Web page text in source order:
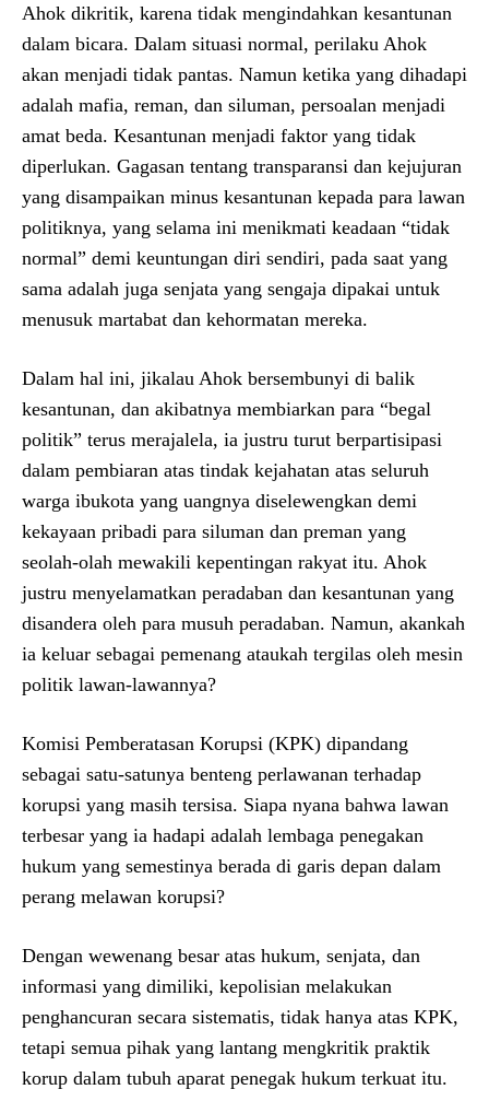
Ahok dikritik, karena tidak mengindahkan kesantunan
dalam bicara. Dalam situasi normal, perilaku Ahok
akan menjadi tidak pantas. Namun ketika yang dihadapi
adalah mafia, reman, dan siluman, persoalan menjadi
amat beda. Kesantunan menjadi faktor yang tidak
diperlukan. Gagasan tentang transparansi dan kejujuran
yang disampaikan minus kesantunan kepada para lawan
politiknya, yang selama ini menikmati keadaan “tidak
normal” demi keuntungan diri sendiri, pada saat yang
sama adalah juga senjata yang sengaja dipakai untuk
menusuk martabat dan kehormatan mereka.
Dalam hal ini, jikalau Ahok bersembunyi di balik
kesantunan, dan akibatnya membiarkan para “begal
politik” terus merajalela, ia justru turut berpartisipasi
dalam pembiaran atas tindak kejahatan atas seluruh
warga ibukota yang uangnya diselewengkan demi
kekayaan pribadi para siluman dan preman yang
seolah-olah mewakili kepentingan rakyat itu. Ahok
justru menyelamatkan peradaban dan kesantunan yang
disandera oleh para musuh peradaban. Namun, akankah
ia keluar sebagai pemenang ataukah tergilas oleh mesin
politik lawan-lawannya?
Komisi Pemberatasan Korupsi (KPK) dipandang
sebagai satu-satunya benteng perlawanan terhadap
korupsi yang masih tersisa. Siapa nyana bahwa lawan
terbesar yang ia hadapi adalah lembaga penegakan
hukum yang semestinya berada di garis depan dalam
perang melawan korupsi?
Dengan wewenang besar atas hukum, senjata, dan
informasi yang dimiliki, kepolisian melakukan
penghancuran secara sistematis, tidak hanya atas KPK,
tetapi semua pihak yang lantang mengkritik praktik
korup dalam tubuh aparat penegak hukum terkuat itu.